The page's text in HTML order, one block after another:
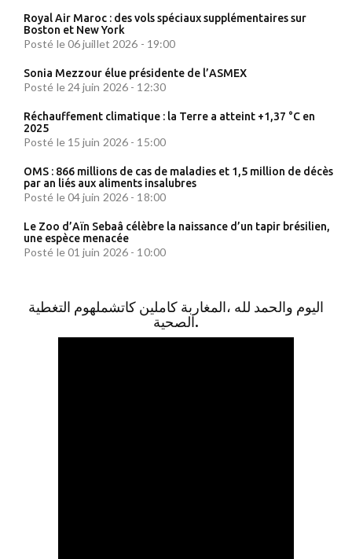
Royal Air Maroc : des vols spéciaux supplémentaires sur
Boston et New York
Posté le 06 juillet 2026 - 19:00
Sonia Mezzour élue présidente de l’ASMEX
Posté le 24 juin 2026 - 12:30
Réchauffement climatique : la Terre a atteint +1,37 °C en
2025
Posté le 15 juin 2026 - 15:00
OMS : 866 millions de cas de maladies et 1,5 million de décès
par an liés aux aliments insalubres
Posté le 04 juin 2026 - 18:00
Le Zoo d’Aïn Sebaâ célèbre la naissance d’un tapir brésilien,
une espèce menacée
Posté le 01 juin 2026 - 10:00
اليوم والحمد لله ،المغاربة كاملين كاتشملهوم التغطية
الصحية.